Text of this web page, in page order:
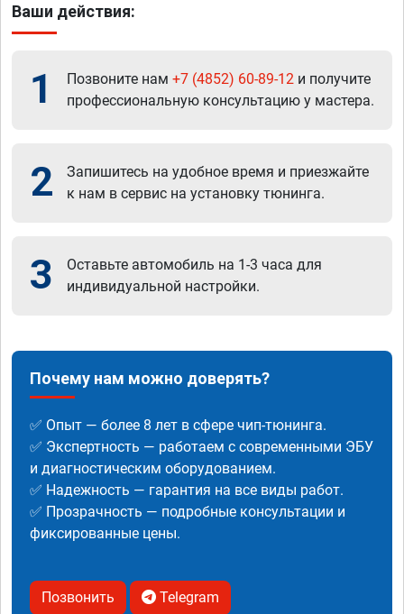
Ваши действия:
1 Позвоните нам +7 (4852) 60-89-12 и получите
профессиональную консультацию у мастера.
2
Запишитесь на удобное время и приезжайте
к нам в сервис на установку тюнинга.
3
Оставьте автомобиль на 1-3 часа для
индивидуальной настройки.
Почему нам можно доверять?
✅ Опыт — более 8 лет в сфере чип-тюнинга.
✅ Экспертность — работаем с современными ЭБУ
и диагностическим оборудованием.
✅ Надежность — гарантия на все виды работ.
✅ Прозрачность — подробные консультации и
фиксированные цены.
Позвонить Telegram